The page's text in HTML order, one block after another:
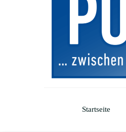
Startseite